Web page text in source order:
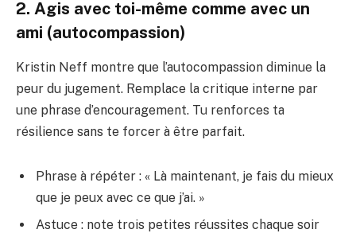
2. Agis avec toi-même comme avec un
ami (autocompassion)
Kristin Neff montre que l’autocompassion diminue la
peur du jugement. Remplace la critique interne par
une phrase d’encouragement. Tu renforces ta
résilience sans te forcer à être parfait.
Phrase à répéter : « Là maintenant, je fais du mieux
que je peux avec ce que j’ai. »
Astuce : note trois petites réussites chaque soir